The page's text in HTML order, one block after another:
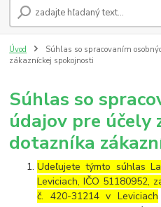
Úvod
Súhlas so spracovaním
zákazníckej spokojnosti
Súhlas so
údajov pre účely
dotazníka
Udeľujete týmto súhlas
Leviciach, IČO 51180952,
č. 420-31214 v Leviciach